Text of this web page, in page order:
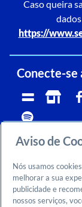
Caso queira
https://
Conecte-se
Telefone:
0800 570 0800
Ouvidoria:
Sebrae
Aviso de
Nós usamos
melhorar a sua
publicidade e
nossos serviços,